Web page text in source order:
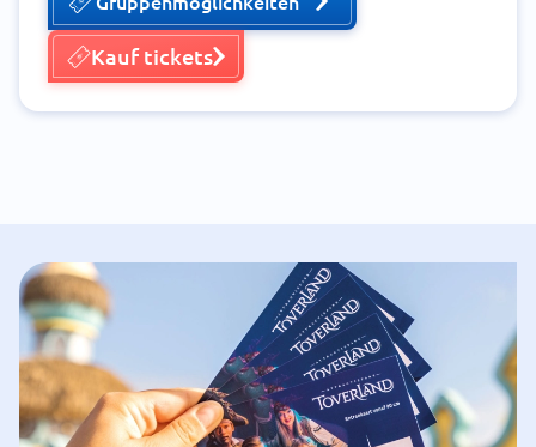
Kauf tickets